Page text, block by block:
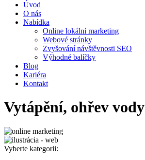
Úvod
O nás
Nabídka
Online lokální marketing
Webové stránky
Zvyšování návštěvnosti SEO
Výhodné balíčky
Blog
Kariéra
Kontakt
Vytápění, ohřev vody
Vyberte kategorii: